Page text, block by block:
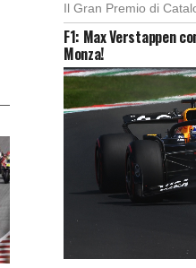
F1: Max Verstappen
Monza!